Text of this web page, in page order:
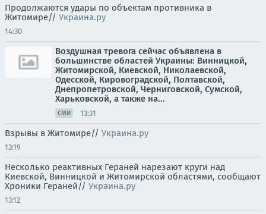
Продолжаются удары по объектам противника в
Житомире// Украина.ру
14:30
Воздушная тревога сейчас объявлена в
большинстве областей Украины: Винницкой,
Житомирской, Киевской, Николаевской,
Одесской, Кировоградской, Полтавской,
Днепропетровской, Черниговской, Сумской,
Харьковской, а также на...
СМИ 13:31
Взрывы в Житомире// Украина.ру
13:19
Несколько реактивных Гераней нарезают круги над
Киевской, Винницкой и Житомирской областями, сообщают
Хроники Гераней// Украина.ру
13:12